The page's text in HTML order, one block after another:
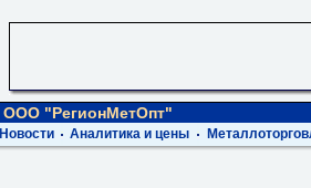
ООО "РегионМетОпт"
Новости Аналитика и цены